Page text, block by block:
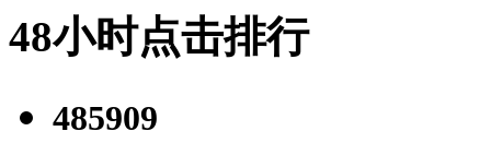
48小时点击排行
485909